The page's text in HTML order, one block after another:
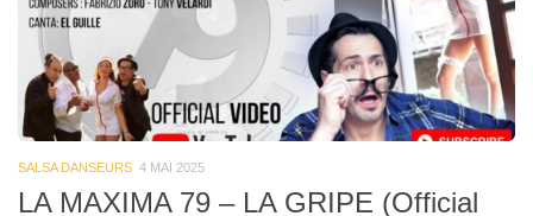
SALSA DANSEURS 4 MAI 2025
LA MAXIMA 79 – LA GRIPE (Official